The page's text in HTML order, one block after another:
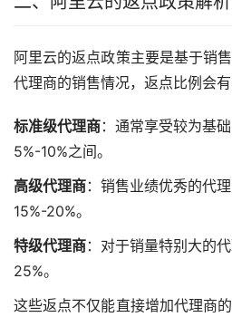
阿里云的返点政策主要是基于销
代理商的销售情况，返点比例会有
标准级代理商：通常享受较为基
5%-10%之间。
高级代理商：销售业绩优秀的代
15%-20%。
特级代理商：对于销量特别大的
25%。
这些返点不仅能直接增加代理商